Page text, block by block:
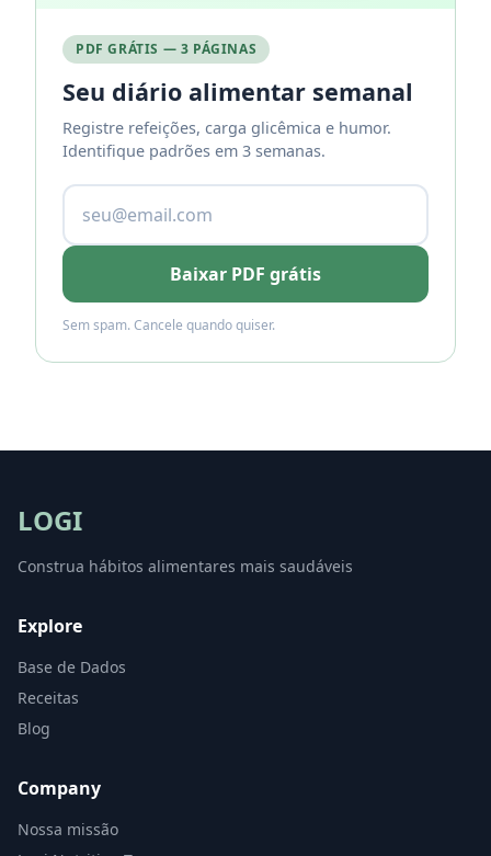
PDF GRÁTIS — 3 PÁGINAS
Seu diário alimentar semanal
Registre refeições, carga glicêmica e humor.
Identifique padrões em 3 semanas.
Baixar PDF grátis
Sem spam. Cancele quando quiser.
LOGI
Construa hábitos alimentares mais saudáveis
Explore
Base de Dados
Receitas
Blog
Company
Nossa missão